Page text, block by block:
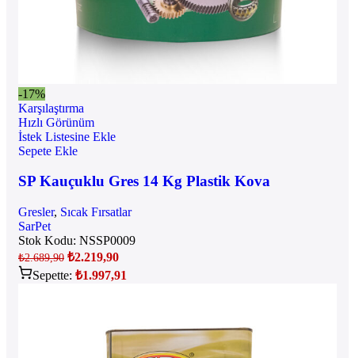
-17%
Karşılaştırma
Hızlı Görünüm
İstek Listesine Ekle
Sepete Ekle
SP Kauçuklu Gres 14 Kg Plastik Kova
Gresler, Sıcak Fırsatlar
SarPet
Stok Kodu: NSSP0009
₺2.689,90 ₺2.219,90
Sepette: ₺1.997,91